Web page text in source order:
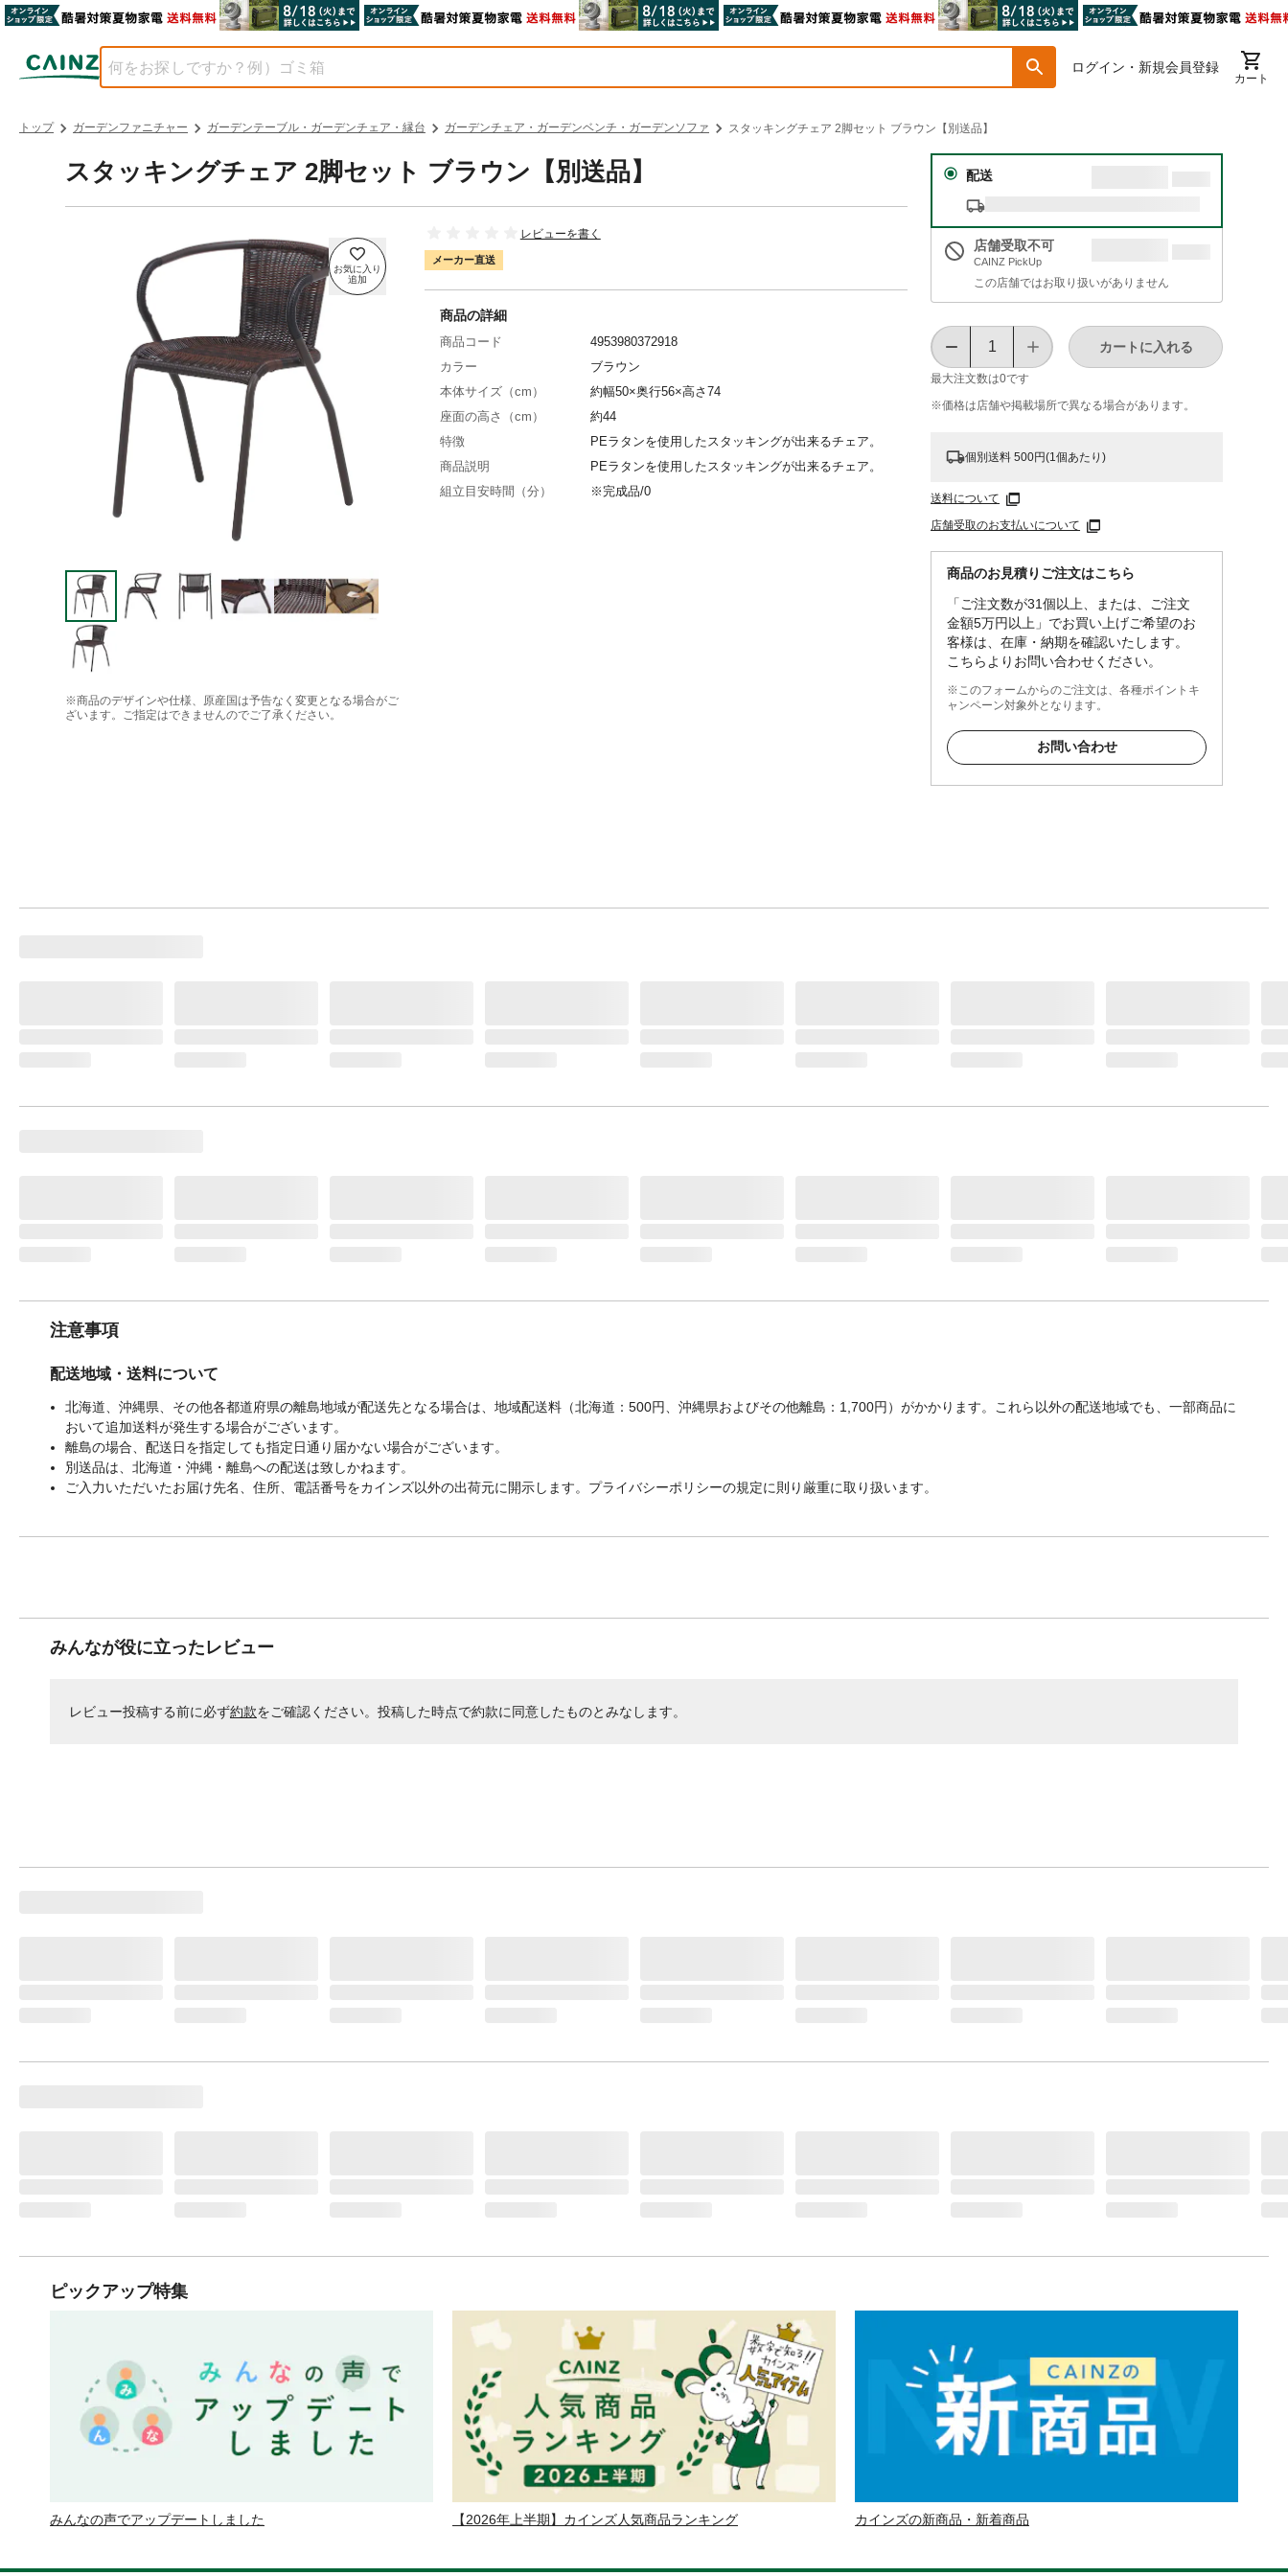
ログイン・新規会員登録
カート
トップ ガーデンファニチャー ガーデンテーブル・ガーデンチェア・縁台 ガーデンチェア・ガーデンベンチ・ガーデンソファ スタッキングチェア 2脚セット ブラウン【別送品】
スタッキングチェア 2脚セット ブラウン【別送品】
※商品のデザインや仕様、原産国は予告なく変更となる場合がご
ざいます。ご指定はできませんのでご了承ください。
レビューを書く
メーカー直送
配送
店舗受取不可
CAINZ PickUp
この店舗ではお取り扱いがありません
最大注文数は0です
カートに入れる
※価格は​店舗や​掲載場所で​異なる​場合が​あります。
個別送料 500円(1個あたり)
送料について
店舗受取のお支払いについて
商品のお見積りご注文はこちら
「ご注文数が31個以上、または、ご注文
金額5万円以上」でお買い上げご希望のお
客様は、在庫・納期を確認いたします。
こちらよりお問い合わせください。
※このフォームからのご注文は、各種ポイントキ
ャンペーン対象外となります。
お問い合わせ
商品の詳細
商品コード
4953980372918
カラー
ブラウン
本体サイズ（cm）
約幅50×奥行56×高さ74
座面の高さ（cm）
約44
特徴
PEラタンを使用したスタッキングが出来るチェア。
商品説明
PEラタンを使用したスタッキングが出来るチェア。
組立目安時間（分）
※完成品/0
注意事項
配送地域・送料について
北海道、沖縄県、その他各都道府県の離島地域が配送先となる場合は、地域配送料（北海道：500円、沖縄県およびその他離島：1,700円）がかかります。これら以外の配送地域でも、一部商品に
おいて追加送料が発生する場合がございます。
離島の場合、配送日を指定しても指定日通り届かない場合がございます。
別送品は、北海道・沖縄・離島への配送は致しかねます。
ご入力いただいたお届け先名、住所、電話番号をカインズ以外の出荷元に開示します。プライバシーポリシーの規定に則り厳重に取り扱います。
みんなが役に立ったレビュー
レビュー投稿する前に必ず約款をご確認ください。投稿した時点で約款に同意したものとみなします。
ピックアップ特集
みんなの声でアップデートしました 【2026年上半期】カインズ人気商品ランキング カインズの新商品・新着商品